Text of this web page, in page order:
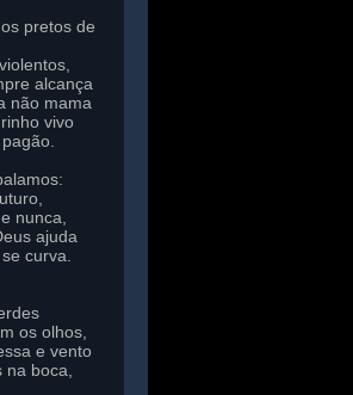
pretos de
alcança
não mama
vivo
nunca,
ajuda
curva.
os olhos,
e vento
na boca,